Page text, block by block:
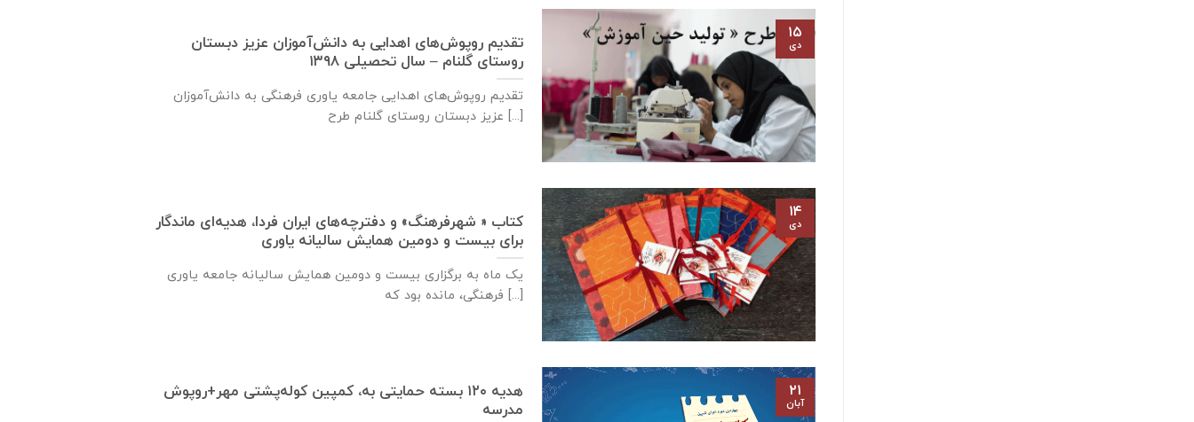
تقدیم روپوش‌های اهدایی به دانش‌آموزان عزیز دبستان
روستای گلنام – سال تحصیلی ۱۳۹۸
عزیز دبستان روستای گلنام طرح [...]
۱۵
دی
کتاب « شهرفرهنگ» و دفترچه‌های ایران فردا، هدیه‌ای ماندگار
برای بیست و دومین همایش سالیانه یاوری
یک ماه به برگزاری بیست و دومین همایش سالیانه جامعه یاوری
فرهنگی، مانده بود که [...]
۱۴
دی
هدیه ۱۲۰ بسته حمایتی به، کمپین کوله‌پشتی مهر+روپوش
مدرسه
۲۱
آبان